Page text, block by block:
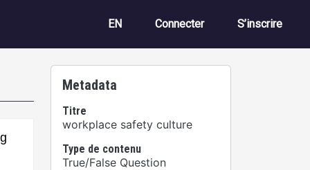
EN Menu du compte
Connecter S’inscrire
Metadata
Titre
workplace safety culture
Type de contenu
True/False Question